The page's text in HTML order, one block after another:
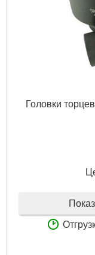
Головки